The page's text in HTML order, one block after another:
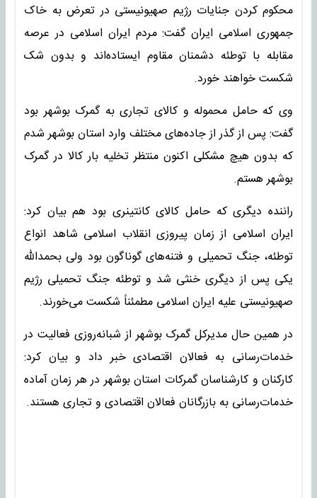
محکوم کردن جنایات رژیم صهیونیستی در تعرض به خاک
جمهوری اسلامی ایران گفت: مردم ایران اسلامی در عرصه
مقابله با توطئه دشمنان مقاوم ایستاده‌اند و بدون شک
شکست خواهند خورد.
وی که حامل محموله و کالای تجاری به گمرک بوشهر بود
گفت: پس از گذر از جاده‌های مختلف وارد استان بوشهر شدم
که بدون هیچ مشکلی اکنون منتظر تخلیه بار کالا در گمرک
بوشهر هستم.
راننده دیگری که حامل کالای کانتینری بود هم بیان کرد:
ایران اسلامی از زمان پیروزی انقلاب اسلامی شاهد انواع
توطئه، جنگ تحمیلی و فتنه‌های گوناگون بود ولی بحمدالله
یکی پس از دیگری خنثی شد و توطئه جنگ تحمیلی رژیم
صهیونیستی علیه ایران اسلامی مطمئناً شکست می‌خورند.
در همین حال مدیرکل گمرک بوشهر از شبانه‌روزی فعالیت در
خدمات‌رسانی به فعالان اقتصادی خبر داد و بیان کرد:
کارکنان و کارشناسان گمرکات استان بوشهر در هر زمان آماده
خدمات‌رسانی به بازرگانان فعالان اقتصادی و تجاری هستند.